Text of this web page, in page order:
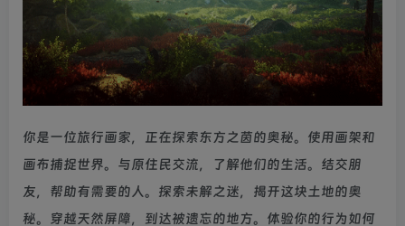
你是一位旅行画家，正在探索东方之茵的奥秘。使用画架和
画布捕捉世界。与原住民交流，了解他们的生活。结交朋
友，帮助有需要的人。探索未解之迷，揭开这块土地的奥
秘。穿越天然屏障，到达被遗忘的地方。体验你的行为如何